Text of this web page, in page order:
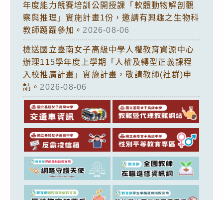
年度能力競賽培訓公開授課「軟體動物解剖觀
察與推理」實施計畫1份，邀請有興趣之生物科
教師踴躍參加。 2026-08-06
檢送國立臺南女子高級中學人權教育資源中心
辦理115學年度上學期「人權及轉型正義課程
入校推廣計畫」實施計畫，敬請教師(社群)申
請。 2026-08-06